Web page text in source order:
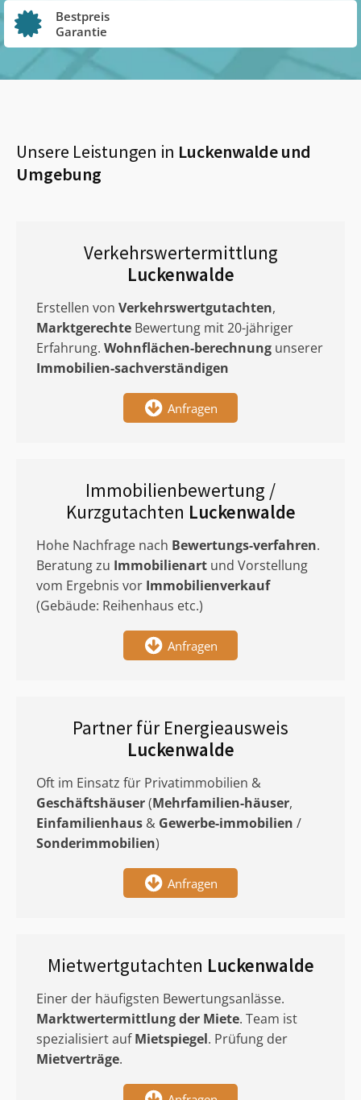
Bestpreis
Garantie
Unsere Leistungen in Luckenwaldeund
Umgebung
Verkehrswertermittlung
Luckenwalde
Erstellen von Verkehrswertgutachten,
Marktgerechte Bewertung mit 20-jähriger
Erfahrung. Wohnflächen-berechnung unserer
Immobilien-sachverständigen
Anfragen
Immobilienbewertung /
Kurzgutachten Luckenwalde
Hohe Nachfrage nach Bewertungs-verfahren.
Beratung zu Immobilienart und Vorstellung
vom Ergebnis vor Immobilienverkauf
(Gebäude: Reihenhaus etc.)
Anfragen
Partner für Energieausweis
Luckenwalde
Oft im Einsatz für Privatimmobilien &
Geschäftshäuser(Mehrfamilien-häuser,
Einfamilienhaus & Gewerbe-immobilien /
Sonderimmobilien)
Anfragen
Mietwertgutachten Luckenwalde
Einer der häufigsten Bewertungsanlässe.
Marktwertermittlungder Miete. Team ist
spezialisiert aufMietspiegel. Prüfung der
Mietverträge.